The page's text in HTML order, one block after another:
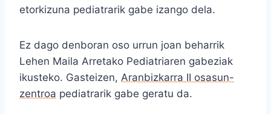
etorkizuna pediatrarik gabe izango dela.
Ez dago denboran oso urrun joan beharrik
Lehen Maila Arretako Pediatriaren gabeziak
ikusteko. Gasteizen, Aranbizkarra II osasun-
zentroa pediatrarik gabe geratu da.